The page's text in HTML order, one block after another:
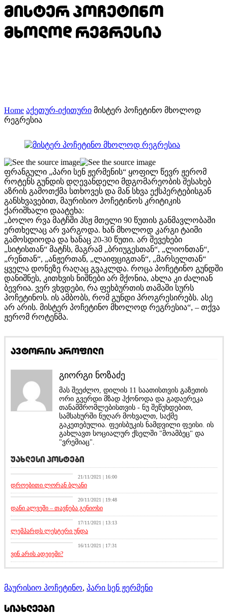
მისტერ პოჩეტინო
მხოლოდ რეგრესია
Home აქეთურ-იქითური მისტერ პოჩეტინო მხოლოდ
რეგრესია
ფრანგული „პარი სენ ჟერმენის“ ყოფილ წევრ ჟერომ
როტენს გუნდის დღევანდელი მდგომარეობის შესახებ
აზრის გამოთქმა სთხოვეს და მან სხვა ექსპერტებისგან
განსხვავებით, მაურისიო პოჩეტინოს კრიტიკის
ქარიშხალი დაატეხა:
„ბოლო რვა მატჩში პსჟ მთელი 90 წუთის განმავლობაში
ერთხელაც არ ვარგოდა. ხან მხოლოდ კარგი ტაიმი
გამოსდიოდა და ხანაც 20-30 წუთი. არ შევეხები
„სიტისთან“ მატჩს, მაგრამ „ბრიუგესთან“, „ლიონთან“,
„რენთან“, „ანჟერთან, „ლაიფციგთან“, „მარსელთან“
ყველა დონეზე რაღაც გვაკლდა. როცა პოჩეტინო გუნდში
დანიშნეს, კითხვის ნიშნები არ მქონია, ახლა კი ძალიან
ბევრია. ვერ ვხვდები, რა ფეხბურთის თამაში სურს
პოჩეტინოს. ის ამბობს, რომ გუნდი პროგრესირებს. ასე
არ არის. მისტერ პოჩეტინო მხოლოდ რეგრესია“, – თქვა
ჟერომ როტენმა.
ავტორის პროფილი
გიორგი ნოზაძე
მას შეეძლო, დილის 11 საათისთვის გაზეთის
ორი გვერდი მზად ჰქონოდა და გადაერეკა
თანამშრომლებისთვის - ნუ შეწუხდებით,
სამსახურში ნუღარ მოხვალთ, საქმე
გაკეთებულია. ფეისბუკის ნამდვილი ფეისი. ის
გახლავთ სოციალურ ქსელში "მოამბეც" და
"ვრემიაც".
უახლესი პოსტები
21/11/2021 | 16:00
დროებითი ლორან ბლანი
აქეთურ-იქითური
20/11/2021 | 19:48
დანი ალვეში – თავნება გენიოსი
აქეთურ-იქითური
17/11/2021 | 13:13
ლემპარდს ლესტერი უნდა
აქეთურ-იქითური
16/11/2021 | 17:31
ვინ არის ადეიემი?
მაურისიო პოჩეტინო, პარი სენ ჟერმენი
სიახლეები